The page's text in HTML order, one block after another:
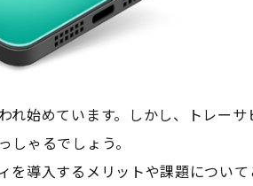
れ始めています。しかし、トレーサ
ゃるでしょう。
を導入するメリットや課題について